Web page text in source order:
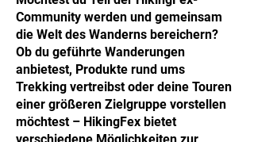
Community werden und gemeinsam
die Welt des Wanderns bereichern?
Ob du geführte Wanderungen
anbietest, Produkte rund ums
Trekking vertreibst oder deine Touren
einer größeren Zielgruppe vorstellen
möchtest – HikingFex bietet